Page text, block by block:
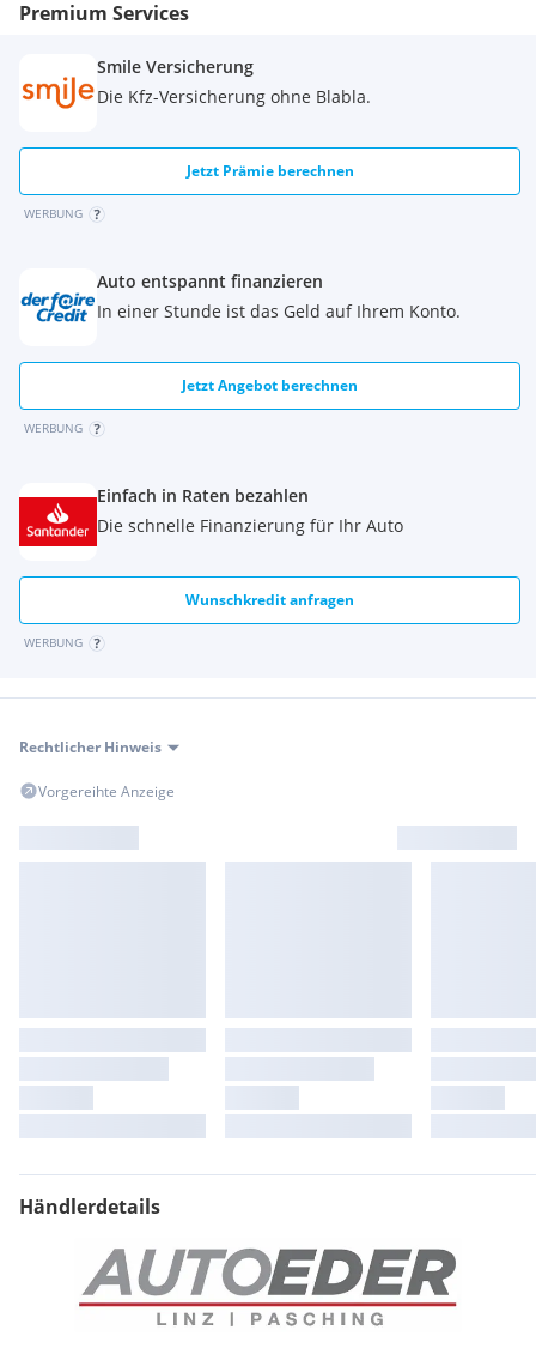
Premium Services
Smile Versicherung
Die Kfz-Versicherung ohne Blabla.
Jetzt Prämie berechnen
WERBUNG
Auto entspannt finanzieren
In einer Stunde ist das Geld auf Ihrem Konto.
Jetzt Angebot berechnen
WERBUNG
Einfach in Raten bezahlen
Die schnelle Finanzierung für Ihr Auto
Wunschkredit anfragen
WERBUNG
Rechtlicher Hinweis
Vorgereihte Anzeige
Händlerdetails